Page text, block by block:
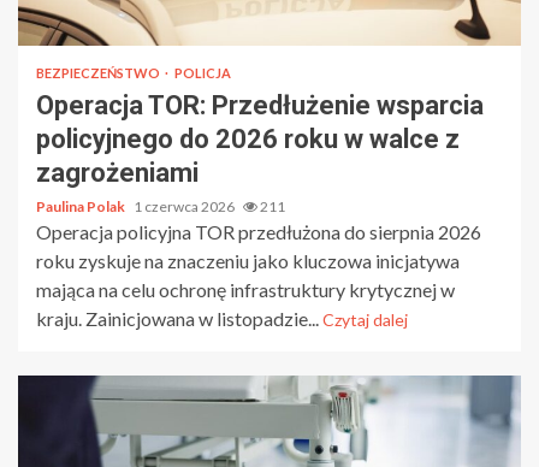
BEZPIECZEŃSTWO POLICJA
Operacja TOR: Przedłużenie wsparcia
policyjnego do 2026 roku w walce z
zagrożeniami
Paulina Polak 1 czerwca 2026 211
Operacja policyjna TOR przedłużona do sierpnia 2026
roku zyskuje na znaczeniu jako kluczowa inicjatywa
mająca na celu ochronę infrastruktury krytycznej w
kraju. Zainicjowana w listopadzie...Czytaj dalej